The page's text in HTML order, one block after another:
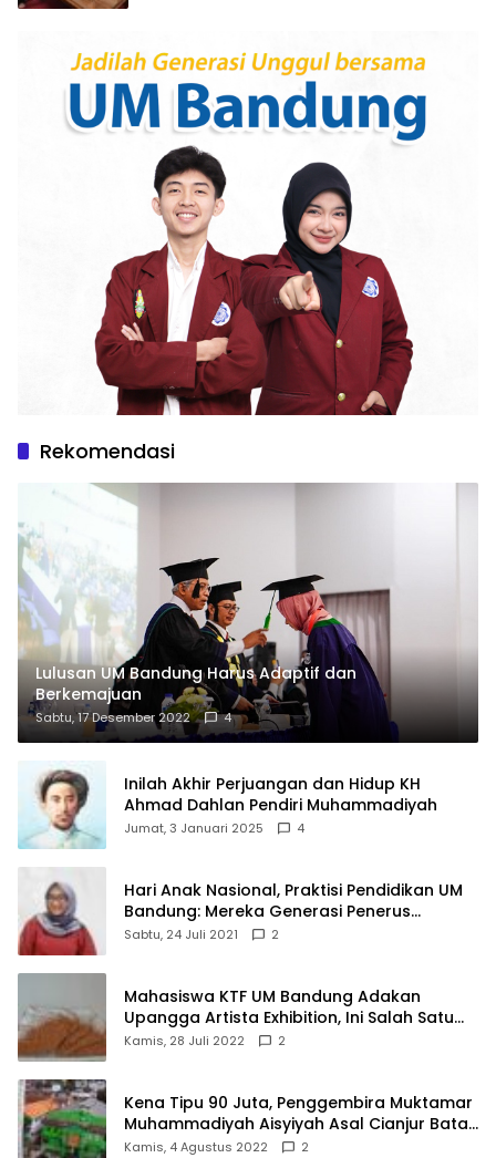
Rekomendasi
Lulusan UM Bandung Harus Adaptif dan
Berkemajuan
Sabtu, 17 Desember 2022 4
Inilah Akhir Perjuangan dan Hidup KH
Ahmad Dahlan Pendiri Muhammadiyah
Jumat, 3 Januari 2025 4
Hari Anak Nasional, Praktisi Pendidikan UM
Bandung: Mereka Generasi Penerus
Bangsa
Sabtu, 24 Juli 2021 2
Mahasiswa KTF UM Bandung Adakan
Upangga Artista Exhibition, Ini Salah Satu
Karyanya
Kamis, 28 Juli 2022 2
Kena Tipu 90 Juta, Penggembira Muktamar
Muhammadiyah Aisyiyah Asal Cianjur Batal
ke Solo
Kamis, 4 Agustus 2022 2